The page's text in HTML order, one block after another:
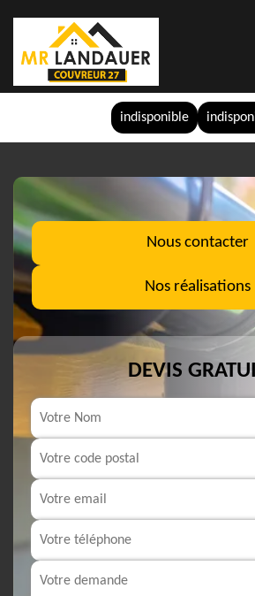
indisponible
Nous contacter
Nos réalisations
DEVIS